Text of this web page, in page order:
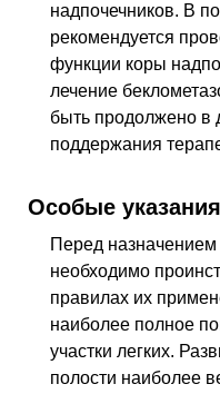
надпочечников. В
рекомендуется
функции коры
лечение
быть продолжено в
поддержания
Особые указания
Перед
необходимо
правилах их
наиболее полное
участки легких.
полости наиболее